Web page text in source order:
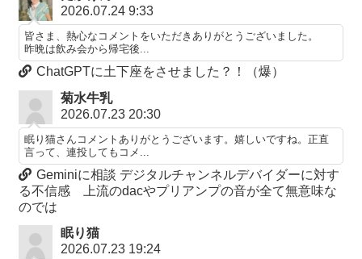
2026.07.24 9:33
皆さま、熱心なコメントをいただきありがとうございました。
昨晩は飲み会から帰宅後...
ChatGPTに土下座をさせました？！（爆）
菊水牛乳
2026.07.23 20:30
眠り猫さんコメントありがとうございます。嬉しいですね。正直
言って、連投してもコメ...
Geminiに相談 デジタルチャンネルデバイダーに対す
る不信感 上流のdacやプリアンプの音が全て無意味な
のでは
眠り猫
2026.07.23 19:24